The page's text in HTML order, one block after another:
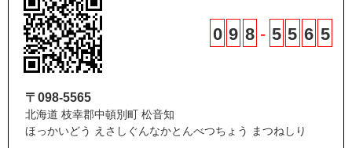
0 9 8 - 5 5 6 5
〒098-5565
北海道 枝幸郡中頓別町 松音知
ほっかいどう えさしぐんなかとんべつちょう まつねしり